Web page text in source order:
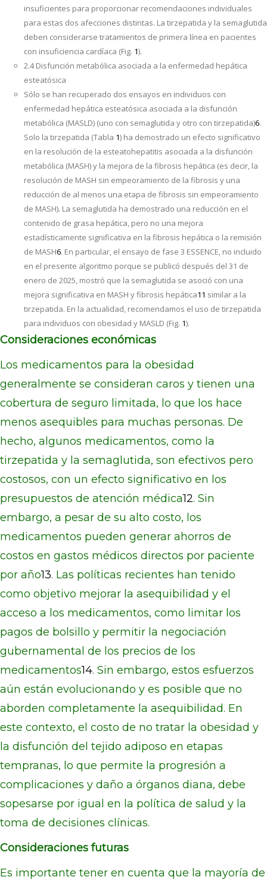
insuficientes para proporcionar recomendaciones individuales
para estas dos afecciones distintas. La tirzepatida y la semaglutida
deben considerarse tratamientos de primera línea en pacientes
con insuficiencia cardíaca (Fig. 1).
2.4 Disfunción metabólica asociada a la enfermedad hepática
esteatósica
Sólo se han recuperado dos ensayos en individuos con
enfermedad hepática esteatósica asociada a la disfunción
metabólica (MASLD) (uno con semaglutida y otro con tirzepatida)6.
Solo la tirzepatida (Tabla 1) ha demostrado un efecto significativo
en la resolución de la esteatohepatitis asociada a la disfunción
metabólica (MASH) y la mejora de la fibrosis hepática (es decir, la
resolución de MASH sin empeoramiento de la fibrosis y una
reducción de al menos una etapa de fibrosis sin empeoramiento
de MASH). La semaglutida ha demostrado una reducción en el
contenido de grasa hepática, pero no una mejora
estadísticamente significativa en la fibrosis hepática o la remisión
de MASH6. En particular, el ensayo de fase 3 ESSENCE, no incluido
en el presente algoritmo porque se publicó después del 31 de
enero de 2025, mostró que la semaglutida se asoció con una
mejora significativa en MASH y fibrosis hepática11 similar a la
tirzepatida. En la actualidad, recomendamos el uso de tirzepatida
para individuos con obesidad y MASLD (Fig. 1).
Consideraciones económicas
Los medicamentos para la obesidad
generalmente se consideran caros y tienen una
cobertura de seguro limitada, lo que los hace
menos asequibles para muchas personas. De
hecho, algunos medicamentos, como la
tirzepatida y la semaglutida, son efectivos pero
costosos, con un efecto significativo en los
presupuestos de atención médica12. Sin
embargo, a pesar de su alto costo, los
medicamentos pueden generar ahorros de
costos en gastos médicos directos por paciente
por año13. Las políticas recientes han tenido
como objetivo mejorar la asequibilidad y el
acceso a los medicamentos, como limitar los
pagos de bolsillo y permitir la negociación
gubernamental de los precios de los
medicamentos14. Sin embargo, estos esfuerzos
aún están evolucionando y es posible que no
aborden completamente la asequibilidad. En
este contexto, el costo de no tratar la obesidad y
la disfunción del tejido adiposo en etapas
tempranas, lo que permite la progresión a
complicaciones y daño a órganos diana, debe
sopesarse por igual en la política de salud y la
toma de decisiones clínicas.
Consideraciones futuras
Es importante tener en cuenta que la mayoría de